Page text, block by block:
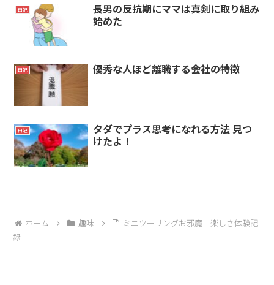
日記
長男の反抗期にママは真剣に取り組み
始めた
日記 優秀な人ほど離職する会社の特徴
日記
タダでプラス思考になれる方法 見つ
けたよ！
ホーム 趣味
ミニツーリングお邪魔 楽しさ体験記
録